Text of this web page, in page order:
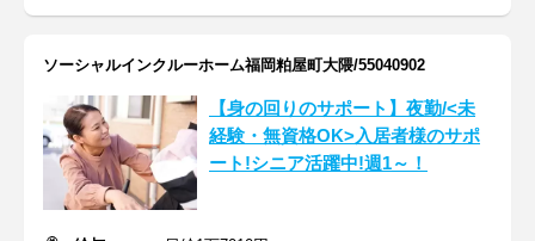
ソーシャルインクルーホーム福岡粕屋町大隈/55040902
【身の回りのサポート】夜勤/<未
経験・無資格OK>入居者様のサポ
ート!シニア活躍中!週1～！